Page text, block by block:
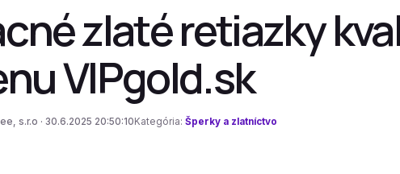
zlaté retiazky
VIPgold.sk
s.r.o · 30.6.2025 20:50:10 Kategória: Šperky a zlatníctvo